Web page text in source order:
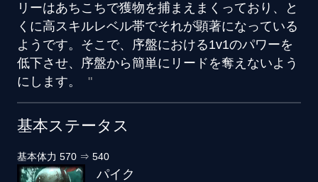
リーはあちこちで獲物を捕まえまくっており、と
くに高スキルレベル帯でそれが顕著になっている
ようです。そこで、序盤における1v1のパワーを
低下させ、序盤から簡単に リードを奪えないよう
にします。
基本ステータス
基本体力 570 ⇒ 540
パイク